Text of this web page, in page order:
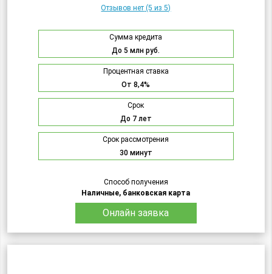
Отзывов нет (5 из 5)
Сумма кредита
До 5 млн руб.
Процентная ставка
От 8,4%
Срок
До 7 лет
Срок рассмотрения
30 минут
Способ получения
Наличные, банковская карта
Онлайн заявка